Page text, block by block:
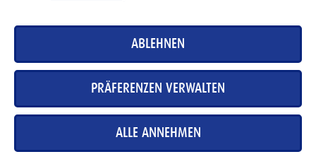
ABLEHNEN
PRÄFERENZEN VERWALTEN
ALLE ANNEHMEN